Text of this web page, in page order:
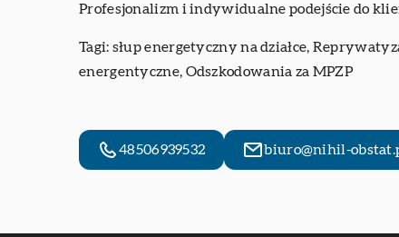
Profesjonalizm i indywidualne podejście do
Tagi: słup energetyczny na działce,
energentyczne, Odszkodowania za MPZP
48506939532 biuro@nihil-